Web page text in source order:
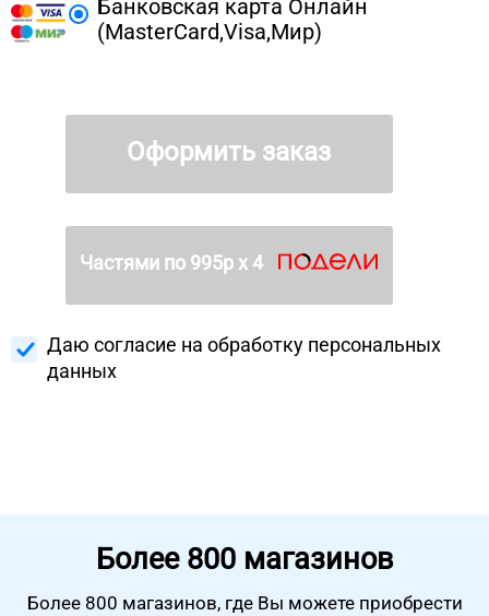
Банковская карта Онлайн
(MasterCard,Visa,Мир)
Оформить заказ
Частями по 995р х 4
Даю согласие на обработку персональных
данных
Более 800 магазинов
Более 800 магазинов, где Вы можете приобрести